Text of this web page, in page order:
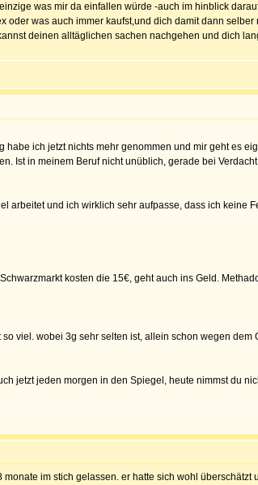
was mir da einfallen würde -auch im hinblick
was auch immer kaufst,und dich damit dann
deinen alltäglichen sachen nachgehen und dich
ich jetzt nichts mehr genommen und mir geht es
Ist in meinem Beruf nicht unüblich, gerade bei
und ich wirklich sehr aufpasse, dass ich keine
kosten die 15€, geht auch ins Geld.
viel. wobei 3g sehr selten ist, allein schon wegen dem
jetzt jeden morgen in den Spiegel, heute nimmst du
im stich gelassen. er hatte sich wohl